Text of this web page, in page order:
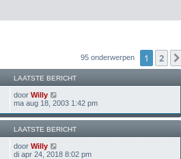
95 onderwerpen 1 2
LAATSTE BERICHT
door Willy
ma aug 18, 2003 1:42 pm
LAATSTE BERICHT
door Willy
di apr 24, 2018 8:02 pm